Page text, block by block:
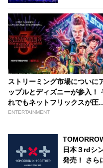
ストリーミング市場についに
ップルとディズニーが参入！
れでもネットフリックスが圧
的な優位性を保てる理由と
ENTERTAINMENT
日本３rdシ
発売！ さら